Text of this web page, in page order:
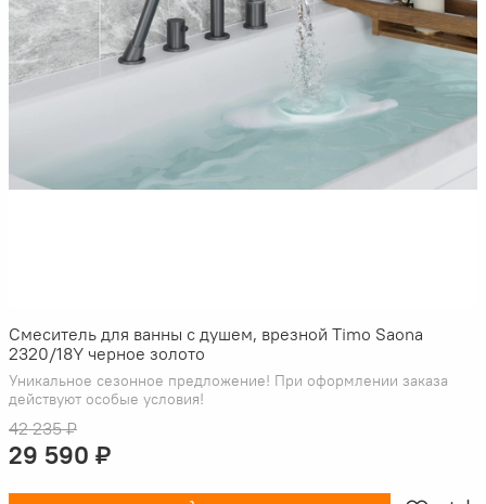
Смеситель для ванны с душем, врезной Timo Saona
2320/18Y черное золото
Уникальное сезонное предложение! При оформлении заказа
действуют особые условия!
42 235 ₽
29 590 ₽